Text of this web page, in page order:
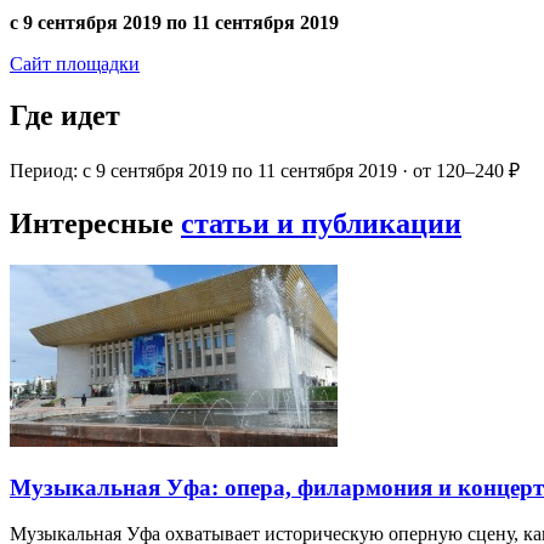
с 9 сентября 2019 по 11 сентября 2019
Сайт площадки
Где идет
Период: с 9 сентября 2019 по 11 сентября 2019 · от 120–240 ₽
Интересные статьи и публикации
Музыкальная Уфа: опера, филармония и
Музыкальная Уфа охватывает историческую оперную сцену,